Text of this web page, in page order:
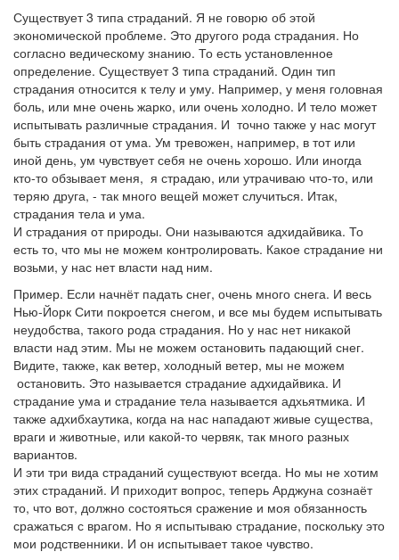
Существует 3 типа страданий. Я не говорю об этой
экономической проблеме. Это другого рода страдания. Но
согласно ведическому знанию. То есть установленное
определение. Существует 3 типа страданий. Один тип
страдания относится к телу и уму. Например, у меня головная
боль, или мне очень жарко, или очень холодно. И тело может
испытывать различные страдания. И точно также у нас могут
быть страдания от ума. Ум тревожен, например, в тот или
иной день, ум чувствует себя не очень хорошо. Или иногда
кто-то обзывает меня, я страдаю, или утрачиваю что-то, или
теряю друга, - так много вещей может случиться. Итак,
страдания тела и ума.
И страдания от природы. Они называются адхидайвика. То
есть то, что мы не можем контролировать. Какое страдание ни
возьми, у нас нет власти над ним.
Пример. Если начнёт падать снег, очень много снега. И весь
Нью-Йорк Сити покроется снегом, и все мы будем испытывать
неудобства, такого рода страдания. Но у нас нет никакой
власти над этим. Мы не можем остановить падающий снег.
Видите, также, как ветер, холодный ветер, мы не можем
остановить. Это называется страдание адхидайвика. И
страдание ума и страдание тела называется адхьятмика. И
также адхибхаутика, когда на нас нападают живые существа,
враги и животные, или какой-то червяк, так много разных
вариантов.
И эти три вида страданий существуют всегда. Но мы не хотим
этих страданий. И приходит вопрос, теперь Арджуна сознаёт
то, что вот, должно состояться сражение и моя обязанность
сражаться с врагом. Но я испытываю страдание, поскольку это
мои родственники. И он испытывает такое чувство.